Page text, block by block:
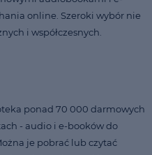
online. Szeroki wybór nie
i współczesnych.
ponad 70 000 darmowych
- audio i e-booków do
je pobrać lub czytać